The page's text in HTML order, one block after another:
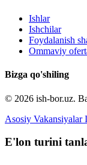
Ishlar
Ishchilar
Foydalanish
Ommaviy
Bizga qo'shiling
© 2026 ish-bor.uz.
Asosiy Vakansiyalar
E'lon turini